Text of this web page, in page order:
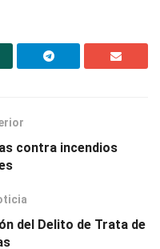
contra incendios
del Delito de Trata de